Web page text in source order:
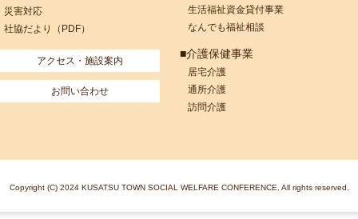
災害対応
社協だより（PDF）
アクセス・施設案内
お問い合わせ
生活福祉資金貸付事業
なんでも福祉相談
■介護保健事業
居宅介護
通所介護
訪問介護
Copyright (C) 2024 KUSATSU TOWN SOCIAL WELFARE CONFERENCE. All rights reserved.